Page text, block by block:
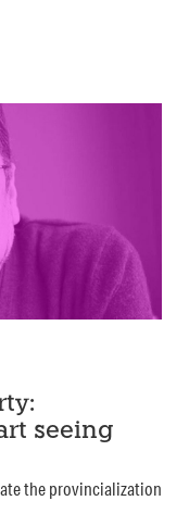
seeing
the provincialization